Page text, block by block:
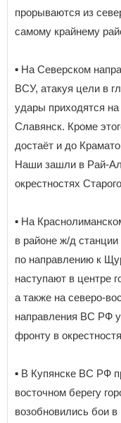
прорываются из
самому крайнему
▪️ На Северском
ВСУ, атакуя цели в
удары приходятся
Славянск. Кроме
достаёт и до
Наши зашли в Рай-
окрестностях
▪️ На
в районе ж/д
по направлению к
наступают в центре
а также на северо-
направления ВС РФ
фронту в
▪️ В Купянске ВС РФ
восточном берегу
возобновились бои